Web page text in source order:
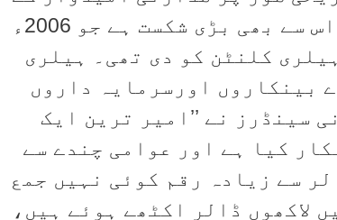
چناؤ کے لئے کلیدی سمجھا جاتا ہے۔ یہ اس سے بھی بڑی شکست ہے جو 2006ء
کلنٹن کو دی تھی۔ ہیلری
بینکاروں اورسرمایہ داروں
سینڈرز نے ’’امیر ترین ایک
کیا ہے اور عوامی چندے سے
مہم چلا رہا ہے۔ اس چندے میں 27 ڈالر سے زیادہ رقم کوئی نہیں جمع
لاکھوں ڈالر اکٹھے ہوئے ہیں،